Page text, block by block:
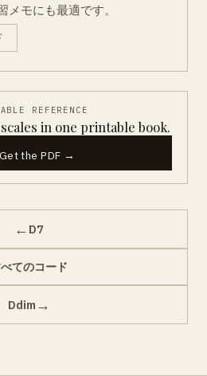
モにも最適です。
REFERENCE
in one printable book.
Get the PDF →
← D7
てのコード
Ddim →